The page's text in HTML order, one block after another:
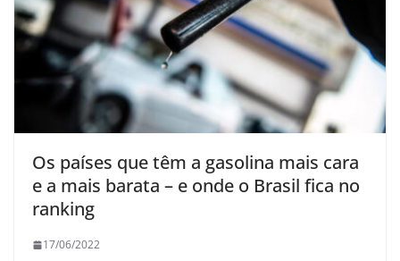
Os países que têm a gasolina mais cara
e a mais barata – e onde o Brasil fica no
ranking
17/06/2022